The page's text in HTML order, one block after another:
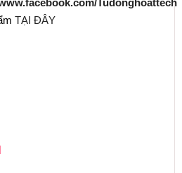
Tudonghoattech
TẠI ĐÂY